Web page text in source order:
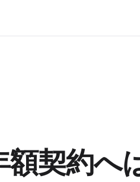
契約へ